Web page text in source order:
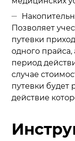
Позволяет
путевки
одного прайса,
период
случае
путевки будет
действие